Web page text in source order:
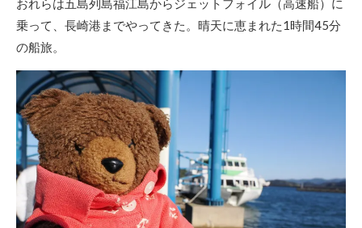
おれらは五島列島福江島からジェットフォイル（高速船）に
乗って、長崎港までやってきた。晴天に恵まれた1時間45分
の船旅。